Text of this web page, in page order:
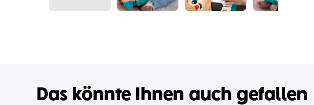
Das könnte Ihnen auch gefallen